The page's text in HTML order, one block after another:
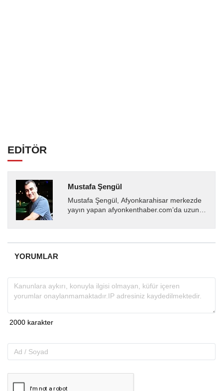
EDİTÖR
Mustafa Şengül
Mustafa Şengül, Afyonkarahisar merkezde
yayın yapan afyonkenthaber.com’da uzun
almakta, haber akışı...
YORUMLAR